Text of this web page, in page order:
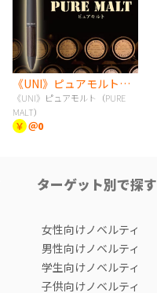
《UNI》ピュアモルト（PURE MALT）
《UNI》ピュアモルト（PURE
MALT）
￥ ＠0
ターゲット別で探す
女性向けノベルティ
男性向けノベルティ
学生向けノベルティ
子供向けノベルティ